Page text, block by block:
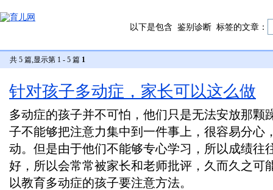
以下是包含 鉴别诊断 标签的文章：
共 5 篇,显示第 1 - 5 篇 1
针对孩子多动症，家长可以这么做
多动症的孩子并不可怕，他们只是无法安放那颗
子不能够把注意力集中到一件事上，很容易分心
动。但是由于他们不能够专心学习，所以成绩往
好，所以会常常被家长和老师批评，久而久之可
以教育多动症的孩子要注意方法。